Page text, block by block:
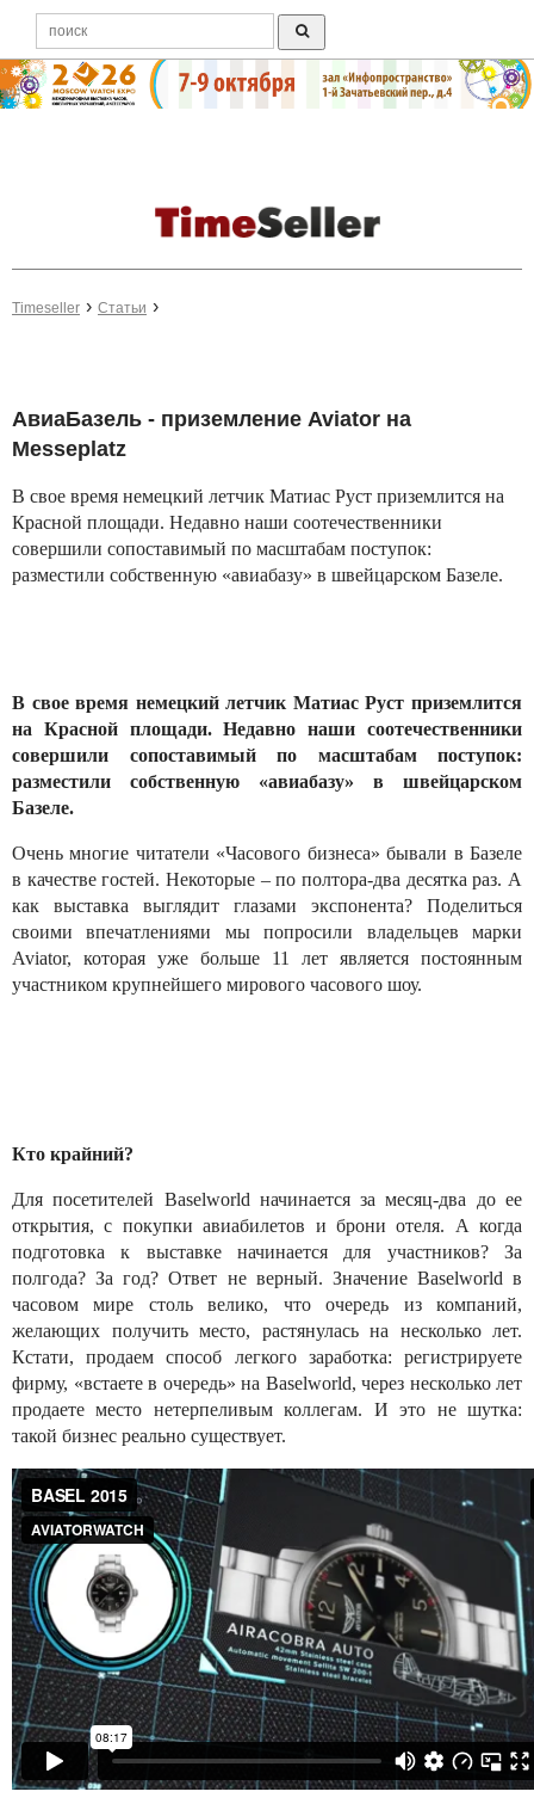
Timeseller Статьи
АвиаБазель - приземление Aviator на
Messeplatz
В свое время немецкий летчик Матиас Руст приземлится на
Красной площади. Недавно наши соотечественники
совершили сопоставимый по масштабам поступок:
разместили собственную «авиабазу» в швейцарском Базеле.
В свое время немецкий летчик Матиас Руст приземлится
на Красной площади. Недавно наши соотечественники
совершили сопоставимый по масштабам поступок:
разместили собственную «авиабазу» в швейцарском
Базеле.
Очень многие читатели «Часового бизнеса» бывали в Базеле
в качестве гостей. Некоторые – по полтора-два десятка раз. А
как выставка выглядит глазами экспонента? Поделиться
своими впечатлениями мы попросили владельцев марки
Aviator, которая уже больше 11 лет является постоянным
участником крупнейшего мирового часового шоу.
Кто крайний?
Для посетителей Baselworld начинается за месяц-два до ее
открытия, с покупки авиабилетов и брони отеля. А когда
подготовка к выставке начинается для участников? За
полгода? За год? Ответ не верный. Значение Baselworld в
часовом мире столь велико, что очередь из компаний,
желающих получить место, растянулась на несколько лет.
Кстати, продаем способ легкого заработка: регистрируете
фирму, «встаете в очередь» на Baselworld, через несколько лет
продаете место нетерпеливым коллегам. И это не шутка:
такой бизнес реально существует.